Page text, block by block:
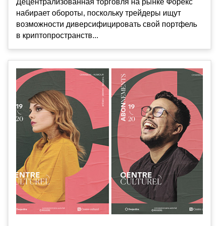
набирает обороты, поскольку трейдеры ищут
возможности диверсифицировать свой портфель
в криптопространств...